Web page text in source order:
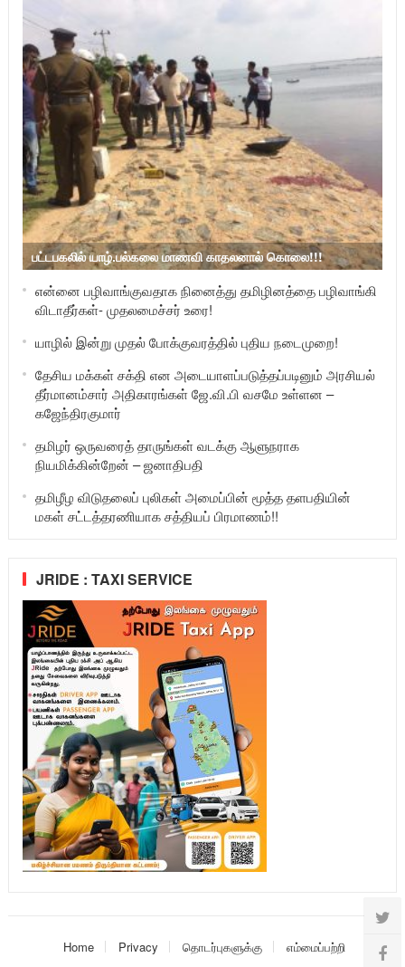
பட்டபகலில் யாழ்.பல்கலை மாணவி காதலனால் கொலை!!!
என்னை பழிவாங்குவதாக நினைத்து தமிழினத்தை பழிவாங்கி
விடாதீர்கள்- முதலமைச்சர் உரை!
யாழில் இன்று முதல் போக்குவரத்தில் புதிய நடைமுறை!
தேசிய மக்கள் சக்தி என அடையாளப்படுத்தப்படினும் அரசியல்
தீர்மானம்சார் அதிகாரங்கள் ஜே.வி.பி வசமே உள்ளன –
கஜேந்திரகுமார்
தமிழர் ஒருவரைத் தாருங்கள் வடக்கு ஆளுநராக
நியமிக்கின்றேன் – ஜனாதிபதி
தமிழீழ விடுதலைப் புலிகள் அமைப்பின் மூத்த தளபதியின்
மகள் சட்டத்தரணியாக சத்தியப் பிரமாணம்!!
JRIDE : TAXI SERVICE
Home Privacy தொடர்புகளுக்கு எம்மைப்பற்றி